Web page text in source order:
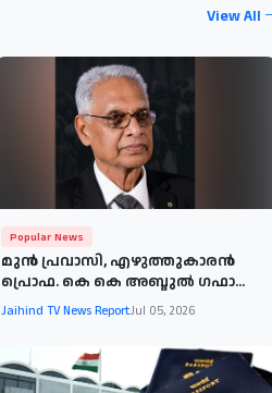
View All
Popular News
മുന്‍ പ്രവാസി, എഴുത്തുകാരന്‍
പ്രൊഫ. കെ കെ അബ്ദുല്‍ ഗഫാ...
Jaihind TV News ReportJul 05, 2026